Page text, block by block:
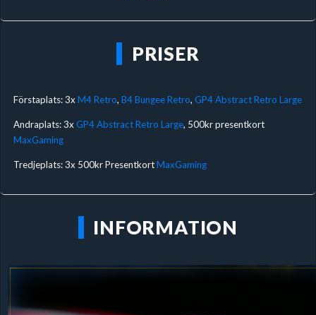
PRISER
Förstaplats: 3x M4 Retro, B4 Bungee Retro, GP4 Abstract Retro Large
Andraplats: 3x GP4 Abstract Retro Large, 500kr presentkort
MaxGaming
Tredjeplats: 3x 500kr PresentkortMaxGaming
INFORMATION